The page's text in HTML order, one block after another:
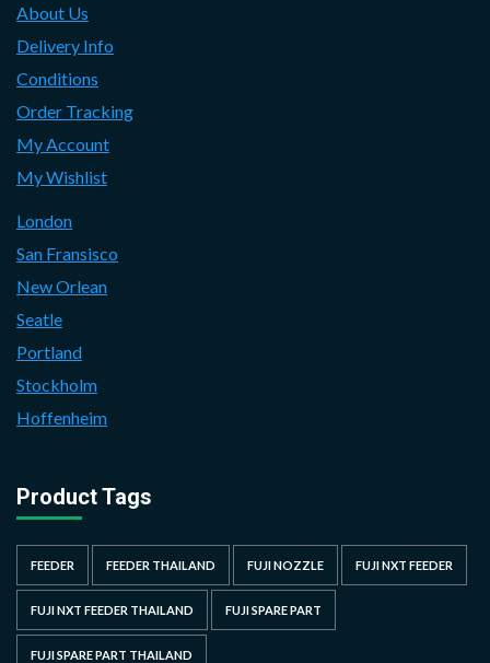
About Us
Delivery Info
Conditions
Order Tracking
My Account
My Wishlist
London
San Fransisco
New Orlean
Seatle
Portland
Stockholm
Hoffenheim
Product Tags
FEEDER FEEDER THAILAND FUJI NOZZLE FUJI NXT FEEDER
FUJI NXT FEEDER THAILAND FUJI SPARE PART
FUJI SPARE PART THAILAND